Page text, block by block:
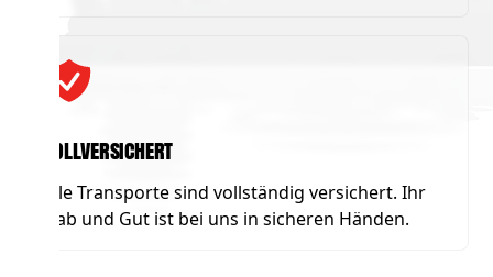
Vollversichert
Alle Transporte sind vollständig versichert. Ihr
Hab und Gut ist bei uns in sicheren Händen.